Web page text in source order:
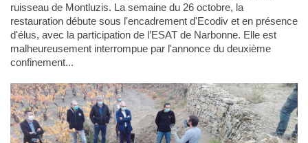
ruisseau de Montluzis. La semaine du 26 octobre, la
restauration débute sous l'encadrement d'Ecodiv et en présence
d'élus, avec la participation de l’ESAT de Narbonne. Elle est
malheureusement interrompue par l'annonce du deuxième
confinement...